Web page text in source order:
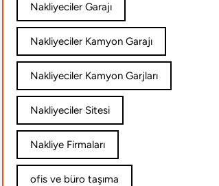
Nakliyeciler Garajı
Nakliyeciler Kamyon Garajı
Nakliyeciler Kamyon Garjları
Nakliyeciler Sitesi
Nakliye Firmaları
ofis ve büro taşıma